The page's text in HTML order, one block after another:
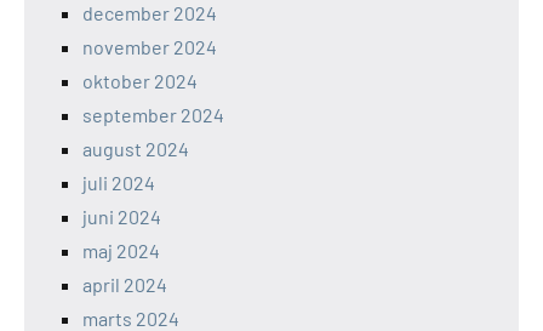
december 2024
november 2024
oktober 2024
september 2024
august 2024
juli 2024
juni 2024
maj 2024
april 2024
marts 2024